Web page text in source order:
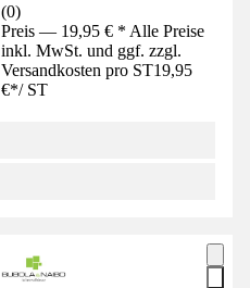
(0)
Preis — 19,95 € * Alle Preise
inkl. MwSt. und ggf. zzgl.
Versandkosten pro ST19,95
€*/ ST